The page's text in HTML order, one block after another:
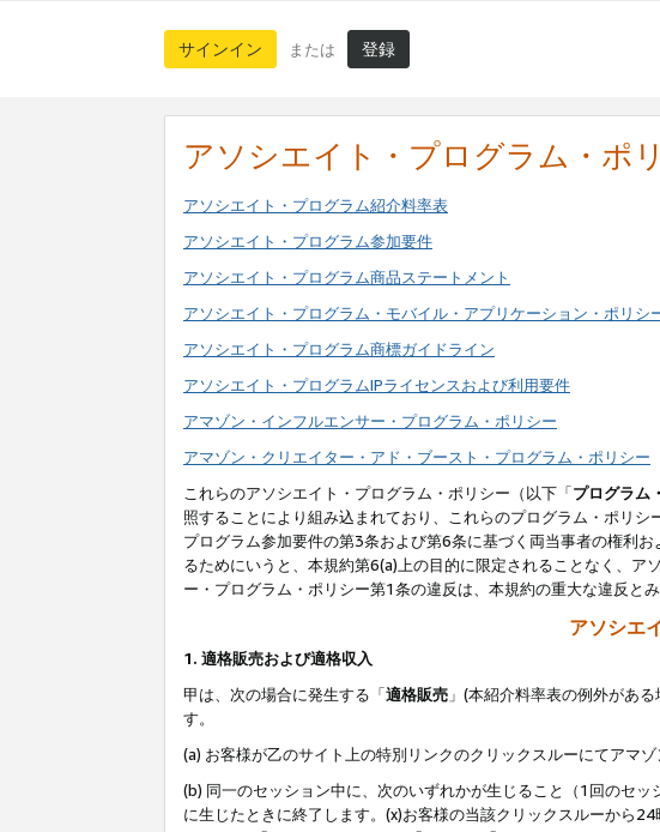
サインイン または 登録
アソシエイト・プログラム・ポ
アソシエイト・プログラム紹介料率表
アソシエイト・プログラム参加要件
アソシエイト・プログラム商品ステートメント
アソシエイト・プログラム・モバイル・アプリケーション・ポリシ
アソシエイト・プログラム商標ガイドライン
アソシエイト・プログラムIPライセンスおよび利用要件
アマゾン・インフルエンサー・プログラム・ポリシー
アマゾン・クリエイター・アド・ブースト・プログラム・ポリシー
これらのアソシエイト・プログラム・ポリシー（以下「プログラム
照することにより組み込まれており、これらのプログラム・ポリ
プログラム参加要件の第3条および第6条に基づく両当事者の権利
るためにいうと、本規約第6(a)上の目的に限定されることなく、
ー・プログラム・ポリシー第1条の違反は、本規約の重大な違反とみ
アソシエ
1. 適格販売および適格収入
甲は、次の場合に発生する「適格販売 」(本紹介料率表の例外があ
す。
(a) お客様が乙のサイト上の特別リンクのクリックスルーにてアマゾ
(b) 同一のセッション中に、次のいずれかが生じること（1回のセ
に生じたときに終了します。(x)お客様の当該クリックスルーから